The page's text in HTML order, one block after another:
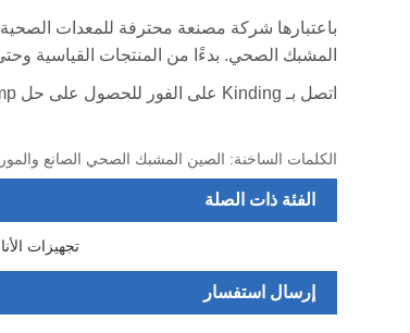
المشبك الصحي. بدءًا من المنتجات القياسية
اتصل بـ Kinding على الفور للحصول على حل Sanitary Clamp المصمم خصيصًا وعرض أسعار تنافسي لك.
الكلمات الساخنة: الصين المشبك الصحي الصانع
الفئة ذات الصلة
تجهيزات
إرسال استفسار